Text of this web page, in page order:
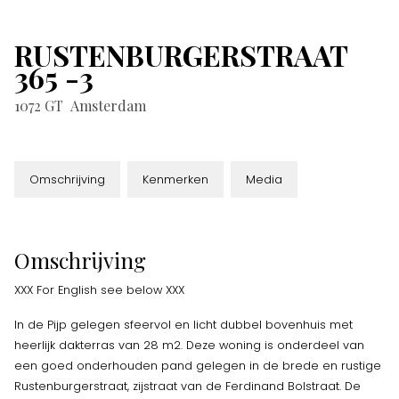
RUSTENBURGERSTRAAT
365-3
1072 GT Amsterdam
Omschrijving Kenmerken Media
Omschrijving
XXX For English see below XXX
In de Pijp gelegen sfeervol en licht dubbel bovenhuis met
heerlijk dakterras van 28 m2. Deze woning is onderdeel van
een goed onderhouden pand gelegen in de brede en rustige
Rustenburgerstraat, zijstraat van de Ferdinand Bolstraat. De